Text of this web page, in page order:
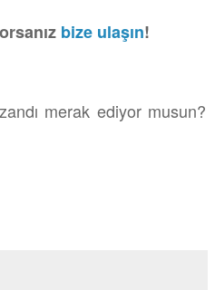
bize ulaşın!
merak ediyor musun?